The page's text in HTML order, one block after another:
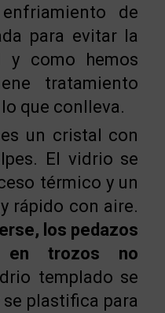
de
para evitar la
y como hemos
tratamiento
que conlleva.
es un cristal con
El vidrio se
térmico y un
rápido con aire.
los pedazos
en trozos no
templado se
plastifica para